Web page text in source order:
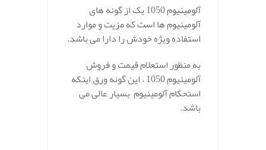
آلومینیوم 1050 یک از گونه های
آلومینیوم ها است که مزیت و موارد
استفاده ویژه خودش را دارا می باشد.
به منظور استعلام قیمت و فروش
آلومینیوم 1050 ، این گونه ورق اینکه
استحکام آلومینیوم بسیار عالی می
باشد.